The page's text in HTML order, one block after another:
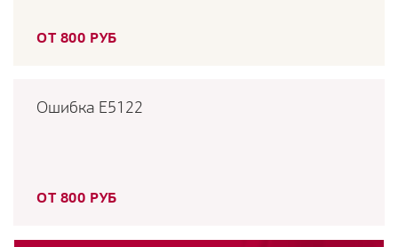
ОТ 800 РУБ
Ошибка E5122
ОТ 800 РУБ